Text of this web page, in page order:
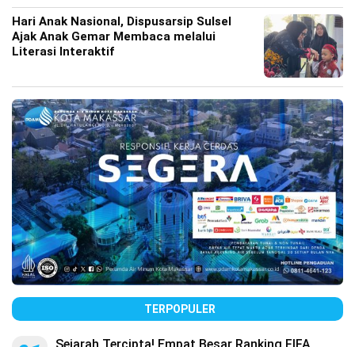
Hari Anak Nasional, Dispusarsip Sulsel
Ajak Anak Gemar Membaca melalui
Literasi Interaktif
TERPOPULER
Sejarah Tercipta! Empat Besar Ranking FIFA